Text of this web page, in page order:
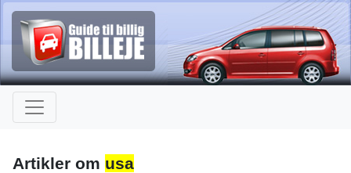
Artikler om usa